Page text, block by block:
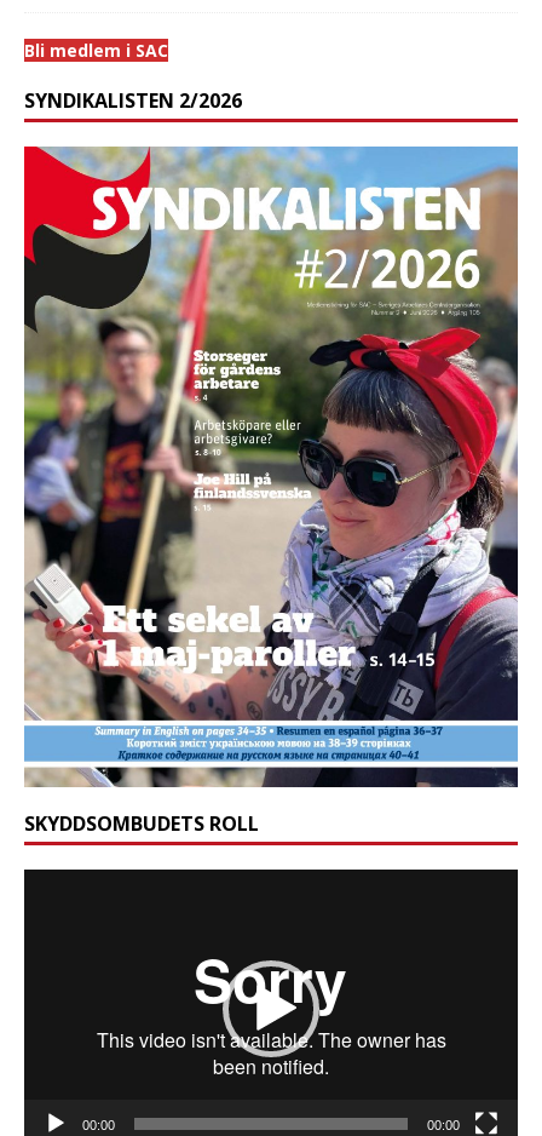
Bli medlem i SAC
SYNDIKALISTEN 2/2026
SKYDDSOMBUDETS ROLL
00:00 00:00